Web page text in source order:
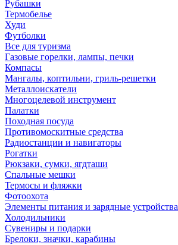
Рубашки
Термобелье
Худи
Футболки
Все для туризма
Газовые горелки, лампы, печки
Компасы
Мангалы, коптильни, гриль-решетки
Металлоискатели
Многоцелевой инструмент
Палатки
Походная посуда
Противомоскитные средства
Радиостанции и навигаторы
Рогатки
Рюкзаки, сумки, ягдташи
Спальные мешки
Термосы и фляжки
Фотоохота
Элементы питания и зарядные устройства
Холодильники
Сувениры и подарки
Брелоки, значки, карабины